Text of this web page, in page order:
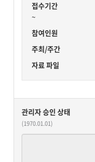
접수기간
~
참여인원
주최/주간
자료 파일
관리자 승인 상태
(1970.01.01)